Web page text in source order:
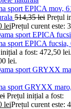
sport EPICA mov,
514,35lei Prețul
leiPrețul curent este:
sport EPICA
a fost: 472,50 lei.
lei.
sport GRYXX
Prețul inițial a fost:
leiPrețul curent este: